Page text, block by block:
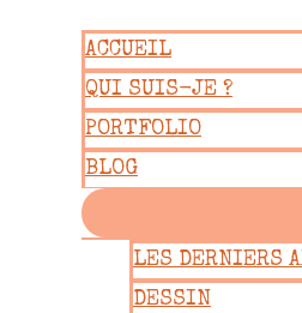
contenu
ACCUEIL
QUI SUIS-JE ?
PORTFOLIO
BLOG
LES DERNIERS
DESSIN